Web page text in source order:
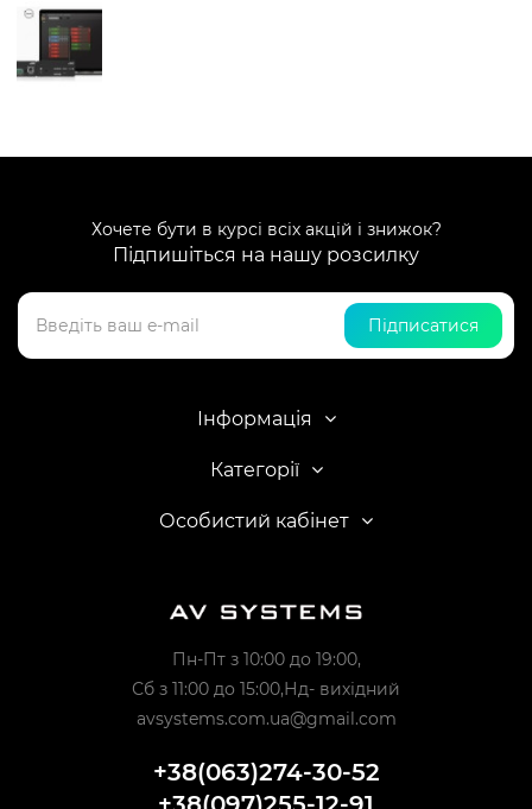
Хочете бути в курсі всіх акцій і знижок?
Підпишіться на нашу розсилку
Підписатися
Інформація
Категорії
Особистий кабінет
Пн-Пт з 10:00 до 19:00,
Сб з 11:00 до 15:00,Нд- вихідний
avsystems.com.ua@gmail.com
+38(063)274-30-52